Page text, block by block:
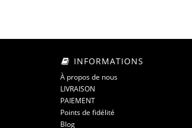
INFORMATIONS
À propos de nous
LIVRAISON
PAIEMENT
Points de fidélité
Blog